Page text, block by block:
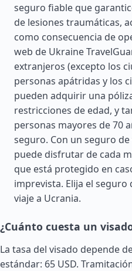
seguro fiable que
de lesiones traumáticas,
como consecuencia de
web de Ukraine
extranjeros (excepto los
personas apátridas y los
pueden adquirir una
restricciones de edad, y
personas mayores de 70
seguro. Con un seguro
puede disfrutar de cada
que está protegido en
imprevista. Elija el
viaje a Ucrania.
¿Cuánto cuesta un
La tasa del visado depende
estándar: 65 USD.